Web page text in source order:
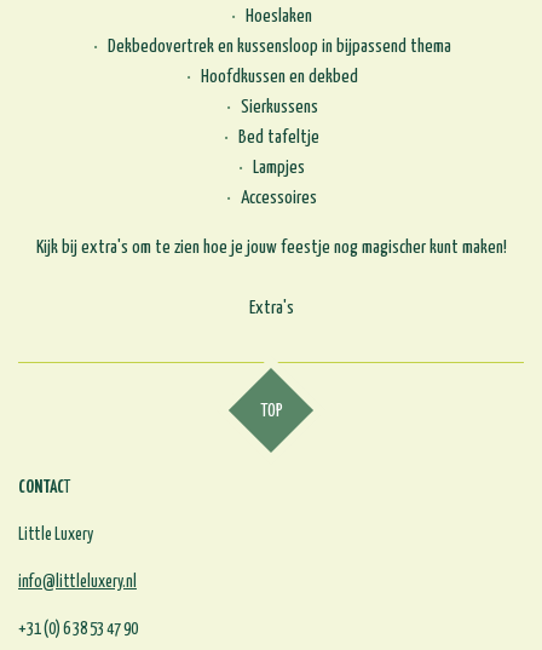
Hoeslaken
Dekbedovertrek en kussensloop in bijpassend thema
Hoofdkussen en dekbed
Sierkussens
Bed tafeltje
Lampjes
Accessoires
Kijk bij extra's om te zien hoe je jouw feestje nog magischer kunt maken!
Extra's
TOP
CONTAC
Little Luxery
info@littleluxery.nl
+31 (0) 6 38 53 47 90